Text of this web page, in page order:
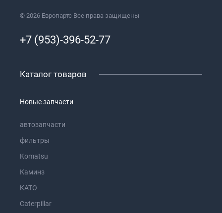
© 2026 Европартс Все права защищены
+7 (953)-396-52-77
Каталог товаров
Новые запчасти
автозапчасти
фильтры
Komatsu
Каминз
KATO
Caterpillar